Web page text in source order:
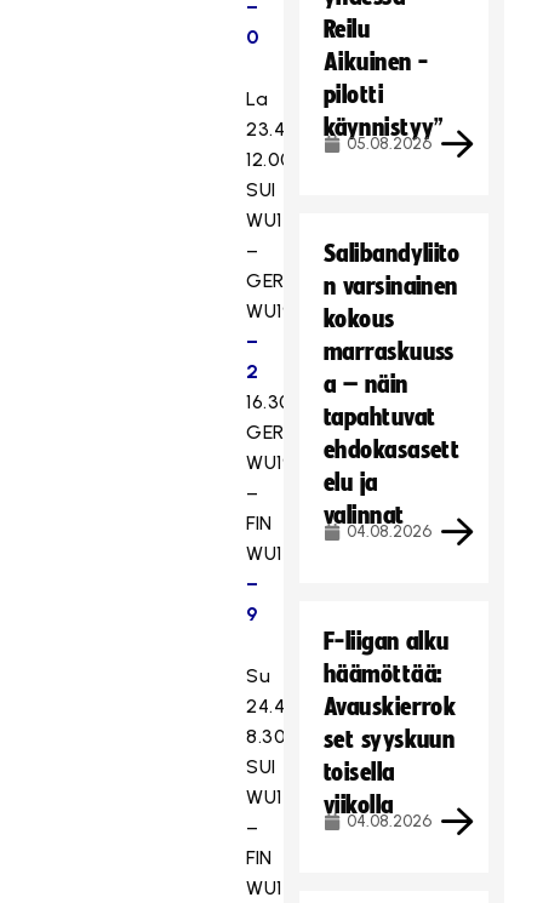
–
0
La
23.4.
12.00
SUI
WU17
–
GER
WU19
–
2
16.30
GER
WU19
–
FIN
WU17
–
9
Su
24.4.
8.30
SUI
WU17
–
FIN
WU17
Reilu
Aikuinen -
pilotti
käynnistyy”
05.08.2026
Salibandyliito
n varsinainen
kokous
marraskuuss
a – näin
tapahtuvat
ehdokasasett
elu ja
valinnat
04.08.2026
F-liigan alku
häämöttää:
Avauskierrok
set syyskuun
toisella
viikolla
04.08.2026